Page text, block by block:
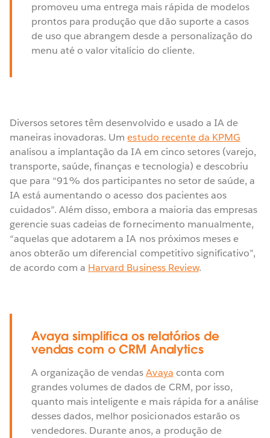
promoveu uma entrega mais rápida de modelos
prontos para produção que dão suporte a casos
de uso que abrangem desde a personalização do
menu até o valor vitalício do cliente.
Diversos setores têm desenvolvido e usado a IA de
maneiras inovadoras. Umestudo recente da KPMG
analisou a implantação da IA em cinco setores (varejo,
transporte, saúde, finanças e tecnologia) e descobriu
que para “91% dos participantes no setor de saúde, a
IA está aumentando o acesso dos pacientes aos
cuidados”. Além disso, embora a maioria das empresas
gerencie suas cadeias de fornecimento manualmente,
“aquelas que adotarem a IA nos próximos meses e
anos obterão um diferencial competitivo significativo”,
de acordo com a Harvard Business Review.
Avaya simplifica os relatórios de
vendas com o CRM Analytics
A organização de vendasAvaya conta com
grandes volumes de dados de CRM, por isso,
quanto mais inteligente e mais rápida for a análise
desses dados, melhor posicionados estarão os
vendedores. Durante anos, a produção de